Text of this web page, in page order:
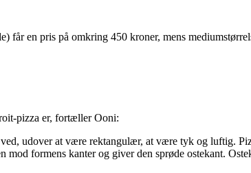
får en pris på omkring 450 kroner, mens
pizza er, fortæller Ooni:
udover at være rektangulær, at være tyk og luftig.
mod formens kanter og giver den sprøde ostekant.